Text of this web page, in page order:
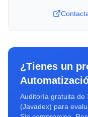
¿Tienes un
Auditoría gratuita de
(Javadex) para